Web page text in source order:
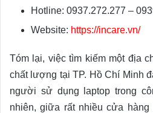
Hotline: 0937.272.277 –
Website: https://incare.vn/
Tóm lại, việc tìm kiếm một địa
chất lượng tại TP. Hồ Chí Minh
người sử dụng laptop trong
nhiên, giữa rất nhiều cửa hàng